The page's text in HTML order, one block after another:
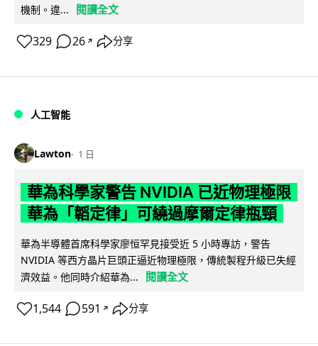
機制。違...
閱讀全文
329 26 ↗ 分享
人工智能
Lawton 1 日
華為科學家警告 NVIDIA 已近物理極限
華為「韜定律」可繞過摩爾定律瓶頸
華為半導體首席科學家廖恒罕見接受近 5 小時專訪，警告
NVIDIA 等西方晶片巨頭正逼近物理極限，傳統製程升級已失經
濟效益。他同時介紹華為...
閱讀全文
1,544 591 ↗ 分享